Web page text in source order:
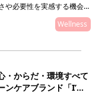
や必要性を実感する機会が
性を感じてはいたものの、
。母親になってその大切
リケートゾーンケアと向き
ートゾーンに関して抱えて
でのデリケートゾーンケ
Wellness
・からだ・環境すべて
ンケアブランド「I’m